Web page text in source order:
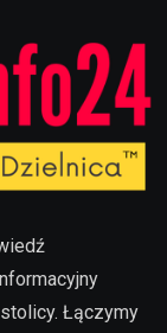
Łączymy